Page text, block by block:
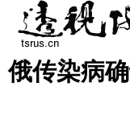
首页
图片新闻
俄传染病